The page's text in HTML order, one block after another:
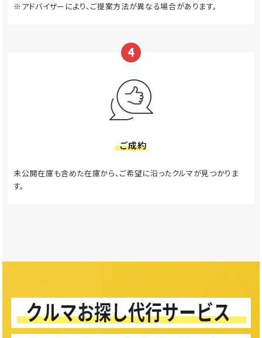
※アドバイザーにより、ご提案方法が異なる場合があります。
4
ご成約
未公開在庫も含めた在庫から、ご希望に沿ったクルマが見つかりま
す。